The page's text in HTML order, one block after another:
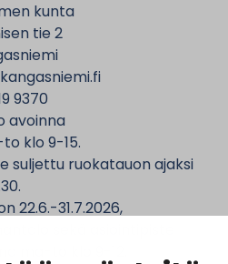
kunta
tie 2
9370
avoinna
klo 9-15.
suljettu ruokatauon ajaksi
22.6.-31.7.2026,